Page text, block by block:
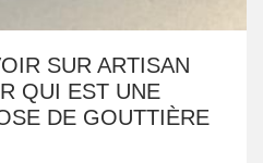
SUR ARTISAN
QUI EST UNE
DE GOUTTIÈRE